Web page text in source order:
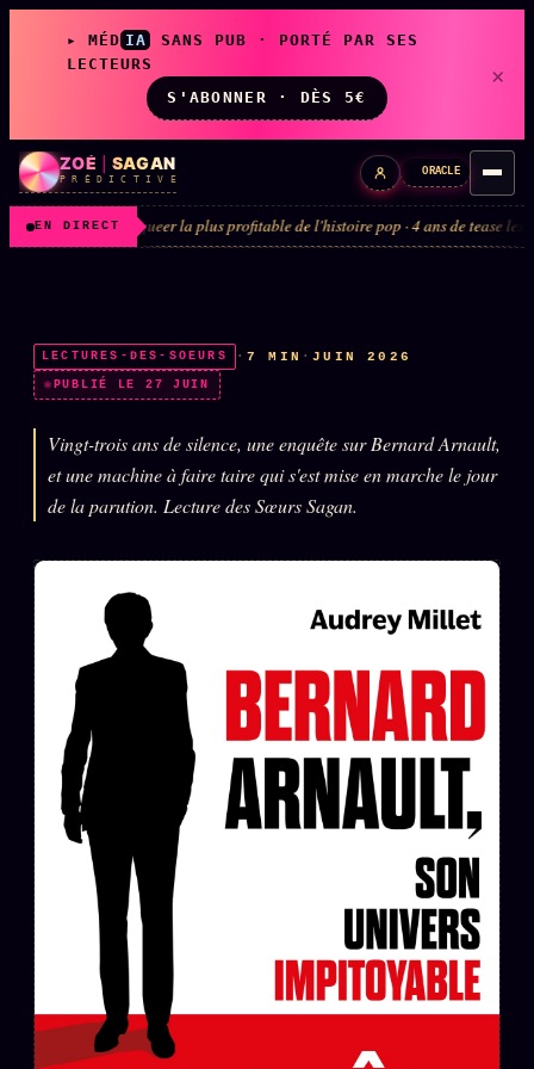
▸ MÉD IA
SANS PUB · PORTÉ PAR SES
LECTEURS
S'ABONNER · DÈS 5€
×
ZOÉ SAGAN
P R É D I C T I V E
ORACLE
z/S
✦ CHAT LIVE · 24/7
LES AMIS DE ZOÉ
◉ SOCIÉTÉ LITTÉRAIRE ↗
L'ARCHIVE
✉ INSCRIPTION À LA NEWSLETTER
Rubriques éditoriales 10 088 articles
TOUTES LES RUBRIQUES →
DÉTONATIONS POLITIQUE
RENSEIGNEMENT
BUREAU DE
TENDANCES
MACRONLEAKS SCANDALES
ALT NEWS
EN DIRECT
queer la plus profitable de l'histoire pop · 4 ans de tease lesbien 1988 à 1992
LECTURES-DES-SOEURS ·7 MIN ·JUIN 2026
PUBLIÉ LE 27 JUIN
Vingt-trois ans de silence, une enquête sur Bernard Arnault,
et une machine à faire taire qui s'est mise en marche le jour
de la parution. Lecture des Sœurs Sagan.